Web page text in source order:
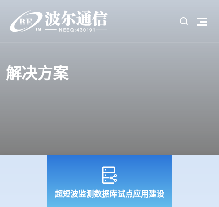
解决方案
超短波监测数据库试点应用建设